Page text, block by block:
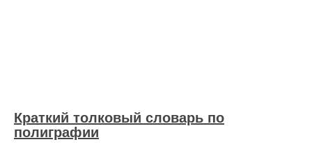
Краткий толковый словарь по
полиграфии